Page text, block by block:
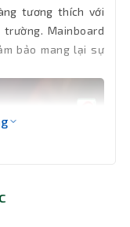
2 x PCI Express
x USB 3.2 Gen 2
tương thích với
Mainboard
bảo mang lại sự